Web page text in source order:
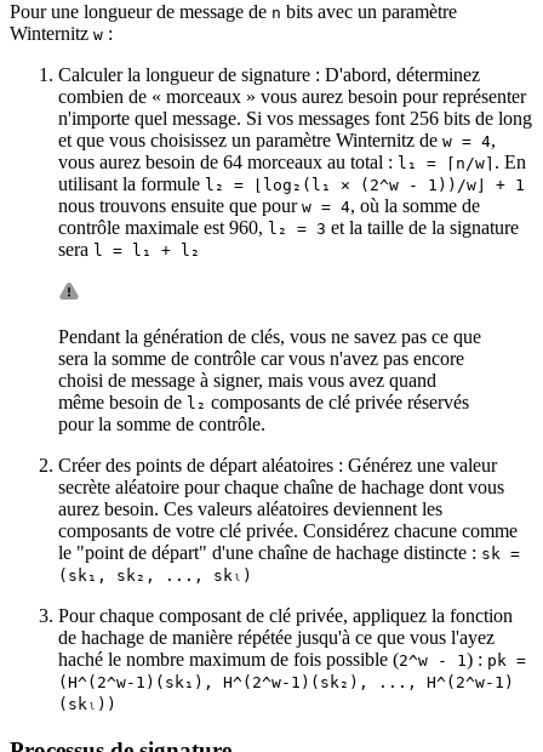
Pour une longueur de message de n bits avec un paramètre
Winternitz w :
Calculer la longueur de signature : D'abord, déterminez
combien de « morceaux » vous aurez besoin pour représenter
n'importe quel message. Si vos messages font 256 bits de long
et que vous choisissez un paramètre Winternitz de w = 4,
vous aurez besoin de 64 morceaux au total : l₁ = ⌈n/w⌉ . En
utilisant la formule l₂ = ⌊log₂(l₁ × (2^w - 1))/w⌋ + 1
nous trouvons ensuite que pour w = 4, où la somme de
contrôle maximale est 960, l₂ = 3 et la taille de la signature
sera l = l₁ + l₂
Pendant la génération de clés, vous ne savez pas ce que
sera la somme de contrôle car vous n'avez pas encore
choisi de message à signer, mais vous avez quand
même besoin de l₂ composants de clé privée réservés
pour la somme de contrôle.
Créer des points de départ aléatoires : Générez une valeur
secrète aléatoire pour chaque chaîne de hachage dont vous
aurez besoin. Ces valeurs aléatoires deviennent les
composants de votre clé privée. Considérez chacune comme
le "point de départ" d'une chaîne de hachage distincte : sk =
(sk₁, sk₂, ..., skₗ)
Pour chaque composant de clé privée, appliquez la fonction
de hachage de manière répétée jusqu'à ce que vous l'ayez
haché le nombre maximum de fois possible (2^w - 1) : pk =
(H^(2^w-1)(sk₁), H^(2^w-1)(sk₂), ..., H^(2^w-1)
(skₗ))